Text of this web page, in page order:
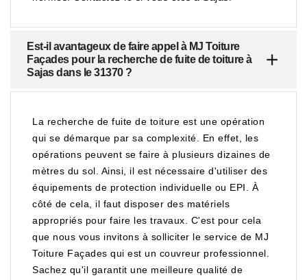
Est-il avantageux de faire appel à MJ Toiture
Façades pour la recherche de fuite de toiture à
Sajas dans le 31370 ?
La recherche de fuite de toiture est une opération
qui se démarque par sa complexité. En effet, les
opérations peuvent se faire à plusieurs dizaines de
mètres du sol. Ainsi, il est nécessaire d'utiliser des
équipements de protection individuelle ou EPI. À
côté de cela, il faut disposer des matériels
appropriés pour faire les travaux. C'est pour cela
que nous vous invitons à solliciter le service de MJ
Toiture Façades qui est un couvreur professionnel.
Sachez qu'il garantit une meilleure qualité de